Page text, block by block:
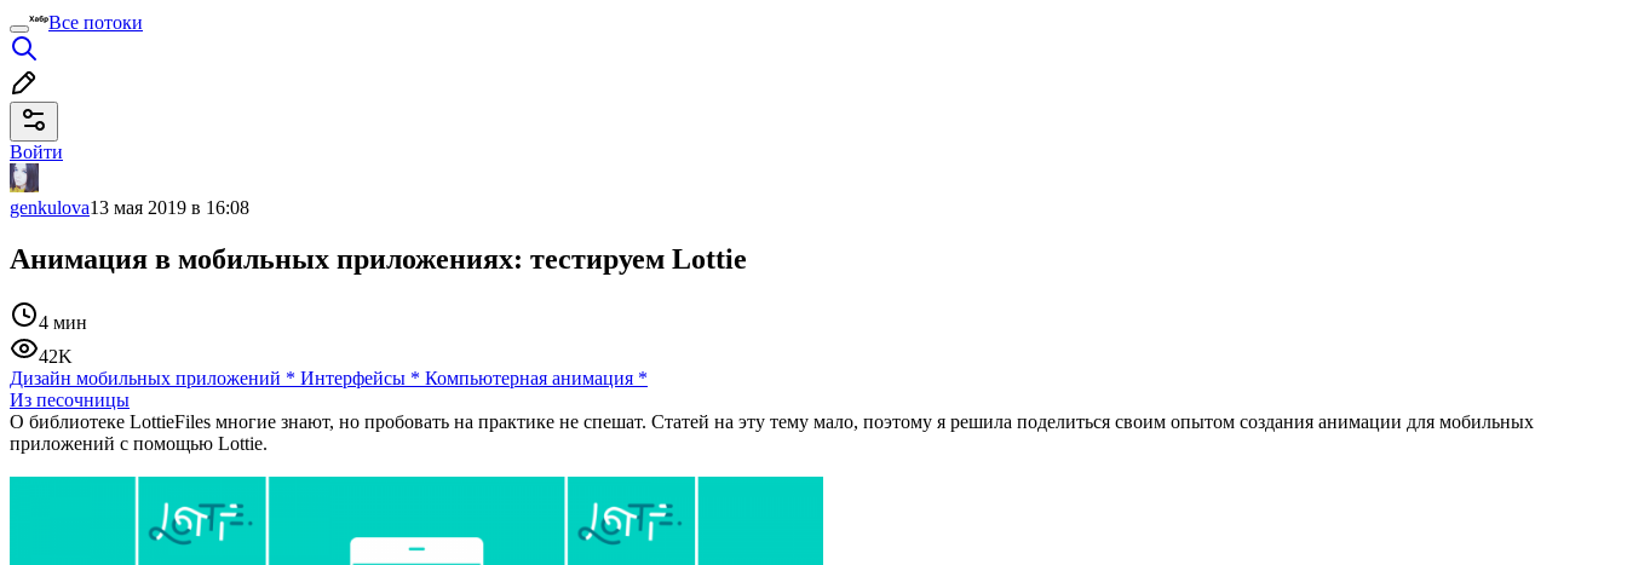
Все потоки
Войти
genkulova13 мая 2019 в 16:08
Анимация в мобильных приложениях: тестируем Lottie
4 мин
42K
Дизайн мобильных приложений * Интерфейсы * Компьютерная анимация *
Из песочницы
О библиотеке LottieFiles многие знают, но пробовать на практике не спешат. Статей на эту тему мало, поэтому я решила поделиться своим опытом создания анимации для мобильных
приложений с помощью Lottie.